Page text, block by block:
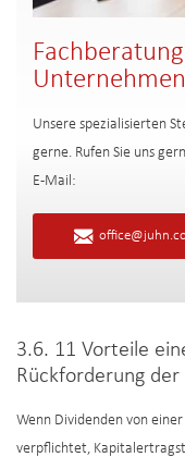
Unsere spezialisierten
gerne. Rufen Sie uns
E-Mail:
3.6. 11 Vorteile
Rückforderung
Wenn Dividenden von
verpflichtet,